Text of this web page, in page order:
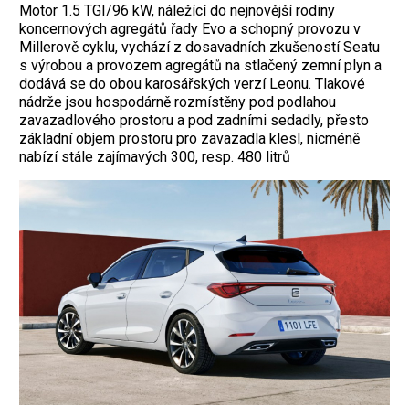
Motor 1.5 TGI/96 kW, náležící do nejnovější rodiny
koncernových agregátů řady Evo a schopný provozu v
Millerově cyklu, vychází z dosavadních zkušeností Seatu
s výrobou a provozem agregátů na stlačený zemní plyn a
dodává se do obou karosářských verzí Leonu. Tlakové
nádrže jsou hospodárně rozmístěny pod podlahou
zavazadlového prostoru a pod zadními sedadly, přesto
základní objem prostoru pro zavazadla klesl, nicméně
nabízí stále zajímavých 300, resp. 480 litrů